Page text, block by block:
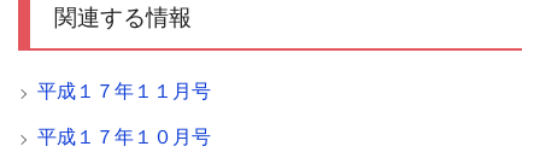
関連する情報
平成１７年１１月号
平成１７年１０月号